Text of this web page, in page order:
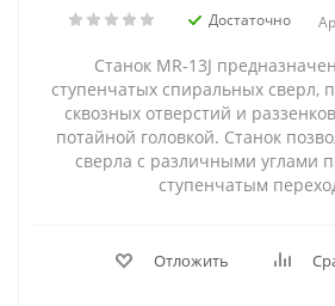
Достаточно
Станок MR-13J
ступенчатых спиральных сверл,
сквозных отверстий и
потайной головкой. Станок
сверла с различными углами
ступенчатым
Отложить